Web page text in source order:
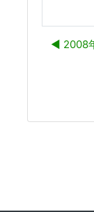
◀︎ 2008